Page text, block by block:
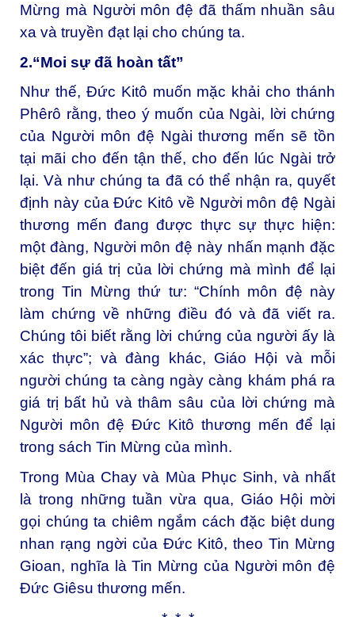
Mừng mà Người môn đệ đã thấm nhuần sâu
xa và truyền đạt lại cho chúng ta.
2.“Moi sự đã hoàn tất”
Như thế, Đức Kitô muốn mặc khải cho thánh
Phêrô rằng, theo ý muốn của Ngài, lời chứng
của Người môn đệ Ngài thương mến sẽ tồn
tại mãi cho đến tận thế, cho đến lúc Ngài trở
lại. Và như chúng ta đã có thể nhận ra, quyết
định này của Đức Kitô về Người môn đệ Ngài
thương mến đang được thực sự thực hiện:
một đàng, Người môn đệ này nhấn mạnh đặc
biệt đến giá trị của lời chứng mà mình để lại
trong Tin Mừng thứ tư: “Chính môn đệ này
làm chứng về những điều đó và đã viết ra.
Chúng tôi biết rằng lời chứng của người ấy là
xác thực”; và đàng khác, Giáo Hội và mỗi
người chúng ta càng ngày càng khám phá ra
giá trị bất hủ và thâm sâu của lời chứng mà
Người môn đệ Đức Kitô thương mến để lại
trong sách Tin Mừng của mình.
Trong Mùa Chay và Mùa Phục Sinh, và nhất
là trong những tuần vừa qua, Giáo Hội mời
gọi chúng ta chiêm ngắm cách đặc biệt dung
nhan rạng ngời của Đức Kitô, theo Tin Mừng
Gioan, nghĩa là Tin Mừng của Người môn đệ
Đức Giêsu thương mến.